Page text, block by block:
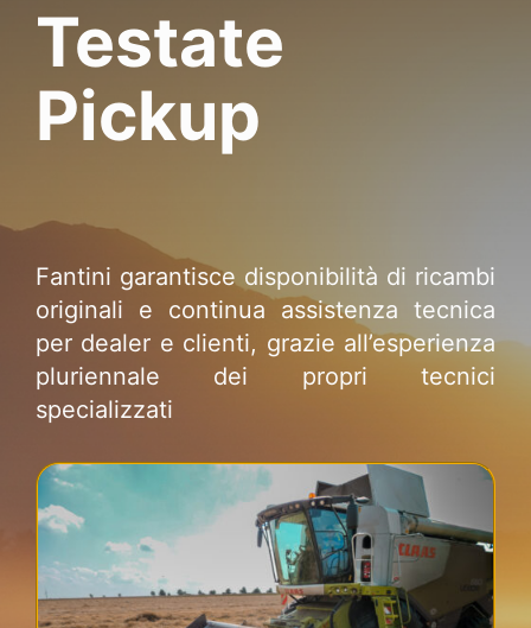
Testate
Pickup
Fantini garantisce disponibilità di ricambi
originali e continua assistenza tecnica
per dealer e clienti, grazie all’esperienza
pluriennale dei propri tecnici
specializzati